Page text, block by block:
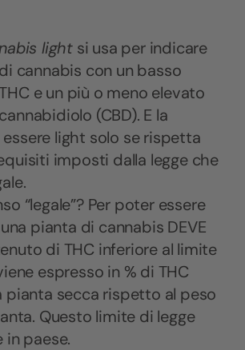
light si usa per indicare
cannabis con un basso
e un più o meno elevato
(CBD). E la
light solo se rispetta
imposti dalla legge che
“legale”? Per poter essere
pianta di cannabis DEVE
di THC inferiore al limite
espresso in % di THC
pianta secca rispetto al peso
Questo limite di legge
in paese.